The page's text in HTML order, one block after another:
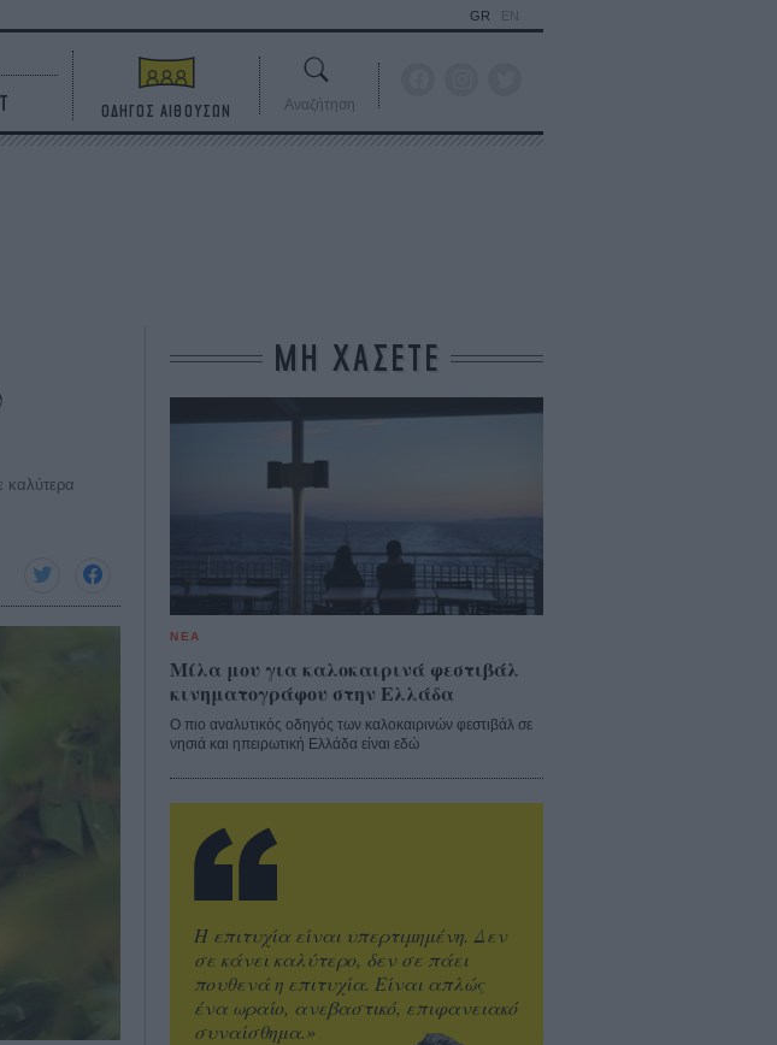
GR EN
ΟΔΗΓΟΣ ΑΙΘΟΥΣΩΝ Αναζήτηση
καλύτερα
ΜΗ ΧΑΣΕΤΕ
ΝΕΑ
Μίλα μου για καλοκαιρινά φεστιβάλ
κινηματογράφου στην Ελλάδα
Ο πιο αναλυτικός οδηγός των καλοκαιρινών φεστιβάλ σε
νησιά και ηπειρωτική Ελλάδα είναι εδώ
Η επιτυχία είναι υπερτιμημένη. Δεν
σε κάνει καλύτερο, δεν σε πάει
πουθενά η επιτυχία. Είναι απλώς
ένα ωραίο, ανεβαστικό, επιφανειακό
συναίσθημα.»